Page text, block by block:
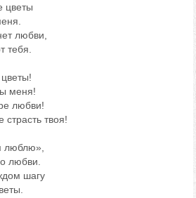
цветы
любви,
тебя.
меня!
любви!
страсть твоя!
люблю»,
любви.
шагу